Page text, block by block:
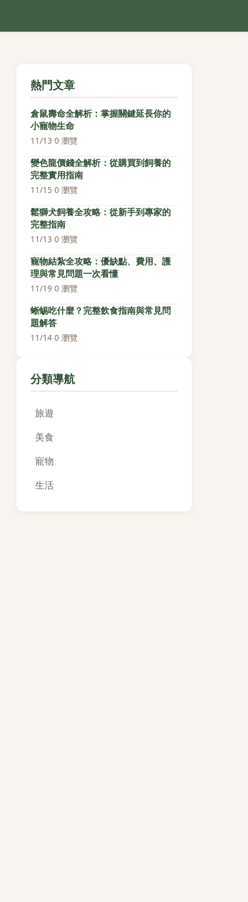
熱門文章
倉鼠壽命全解析：掌握關鍵延長你的
小寵物生命
11/13·0 瀏覽
變色龍價錢全解析：從購買到飼養的
完整實用指南
11/15·0 瀏覽
鬆獅犬飼養全攻略：從新手到專家的
完整指南
11/13·0 瀏覽
寵物結紮全攻略：優缺點、費用、護
理與常見問題一次看懂
11/19·0 瀏覽
蜥蜴吃什麼？完整飲食指南與常見問
題解答
11/14·0 瀏覽
分類導航
旅遊
美食
寵物
生活